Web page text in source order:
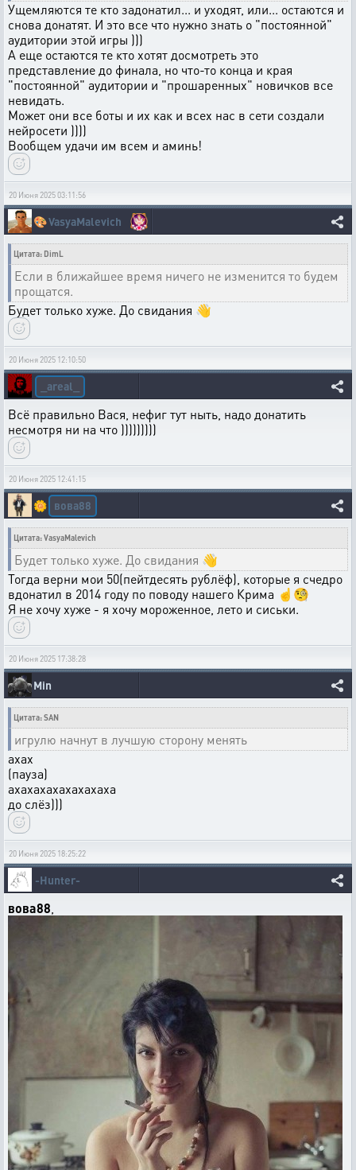
Ущемляются те кто задонатил... и уходят, или... остаются и
снова донатят. И это все что нужно знать о "постоянной"
аудитории этой игры )))
А еще остаются те кто хотят досмотреть это
представление до финала, но что-то конца и края
"постоянной" аудитории и "прошаренных" новичков все
невидать.
Может они все боты и их как и всех нас в сети создали
нейросети ))))
Вообщем удачи им всем и аминь!
20 Июня 2025 03:11:56
🎨VasyaMalevich
Цитата: DimL
Если в ближайшее время ничего не изменится то будем
прощатся.
Будет только хуже. До свидания 👋
20 Июня 2025 12:10:50
_areal_
Всё правильно Вася, нефиг тут ныть, надо донатить
несмотря ни на что )))))))))
20 Июня 2025 12:41:15
🌼 вова88
Цитата: VasyaMalevich
Будет только хуже. До свидания 👋
Тогда верни мои 50(пейтдесять рублëф), которые я счедро
вдонатил в 2014 году по поводу нашего Крима ☝🧐
Я не хочу хуже - я хочу мороженное, лето и сиськи.
20 Июня 2025 17:38:28
Min
Цитата: SAN
игрулю начнут в лучшую сторону менять
ахах
(пауза)
ахахахахахахахаха
до слёз)))
20 Июня 2025 18:25:22
-Hunter-
вова88